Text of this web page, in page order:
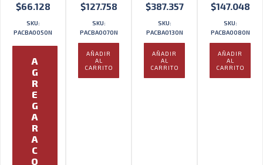
$66.128
SKU:
PACBA0050N
A
G
R
E
G
A
R
A
C
O
$127.758
SKU:
PACBA0070N
AÑADIR
AL
CARRITO
$387.357
SKU:
PACBA0130N
AÑADIR
AL
CARRITO
$147.048
SKU:
PACBA0080N
AÑADIR
AL
CARRITO